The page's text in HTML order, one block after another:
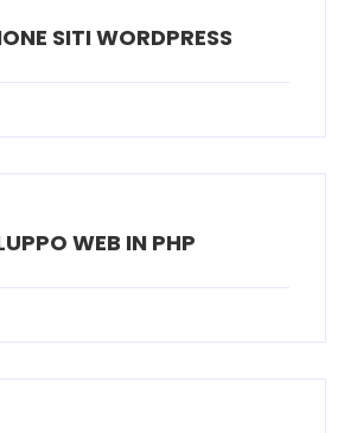
SITI WORDPRESS
WEB IN PHP